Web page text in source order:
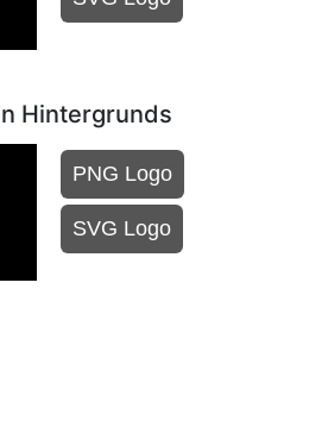
Hintergrunds
PNG Logo
SVG Logo